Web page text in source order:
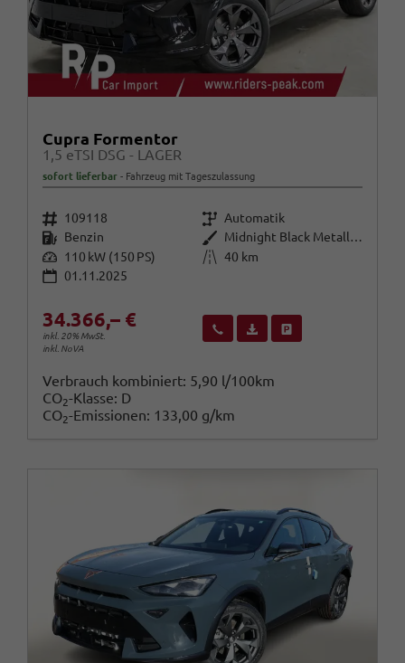
Cupra Formentor
1,5 eTSI DSG - LAGER
sofort lieferbar Fahrzeug mit Tageszulassung
Fahrzeugnr. 109118 Getriebe Automatik
Kraftstoff Benzin Außenfarbe
Midnight Black Metallic (0E)
Leistung 110 kW (150 PS) Kilometerstand 40 km
01.11.2025
34.366,– €
inkl. 20% MwSt.
inkl. NoVA
Wir rufen Sie anFahrzeugexposé (PDF)
Verbrauch kombiniert: 5,90 l/100km
CO2-Klasse: D
CO2-Emissionen: 133,00 g/km